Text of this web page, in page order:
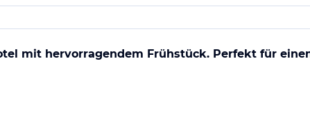
mit hervorragendem Frühstück. Perfekt für